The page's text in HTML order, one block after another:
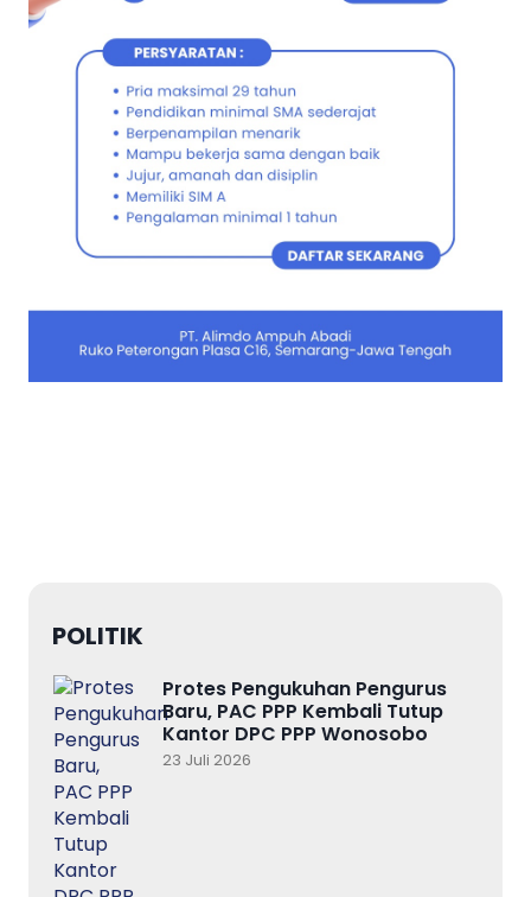
POLITIK
Protes Pengukuhan Pengurus
Baru, PAC PPP Kembali Tutup
Kantor DPC PPP Wonosobo
23 Juli 2026